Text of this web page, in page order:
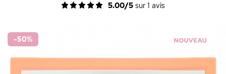
5.00/5 sur 1 avis
-50%